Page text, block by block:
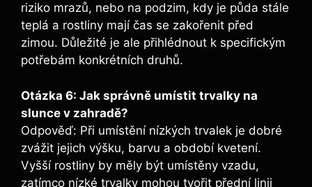
riziko mrazů, nebo na podzim, kdy je půda stále
teplá a rostliny mají čas se zakořenit před
zimou. Důležité je ale přihlédnout k specifickým
potřebám konkrétních druhů.
Otázka 6: Jak správně umístit trvalky na
slunce v zahradě?
Odpověď: Při umístění nízkých trvalek je dobré
zvážit jejich výšku, barvu a období kvetení.
Vyšší rostliny by měly být umístěny vzadu,
zatímco nízké trvalky mohou tvořit přední linii